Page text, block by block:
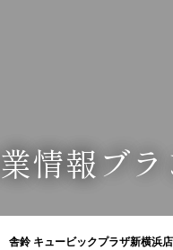
情報ブ
舎鈴 キュービックプラザ新横浜店